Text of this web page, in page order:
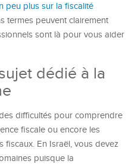
peu plus sur la fiscalité
termes peuvent clairement
sont là pour vous aider
dédié à la
difficultés pour comprendre
fiscale ou encore les
fiscaux. En Israël, vous devez
puisque la